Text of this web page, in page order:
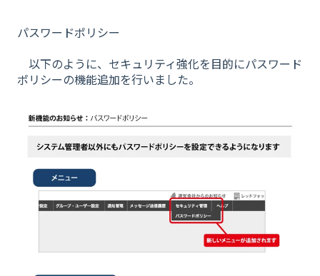
パスワードポリシー
以下のように、セキュリティ強化を目的にパスワード
ポリシーの機能追加を行いました。